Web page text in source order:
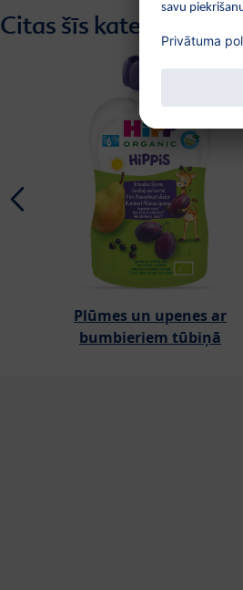
Citas šīs kategorijas
Plūmes un upenes ar
bumbieriem tūbiņā